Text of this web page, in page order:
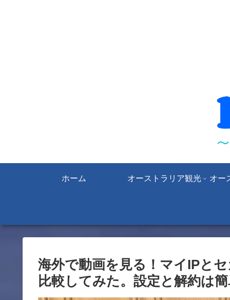
ホーム オーストラリア観光 オー
海外で動画を見る！マイIPと
比較してみた。設定と解約は